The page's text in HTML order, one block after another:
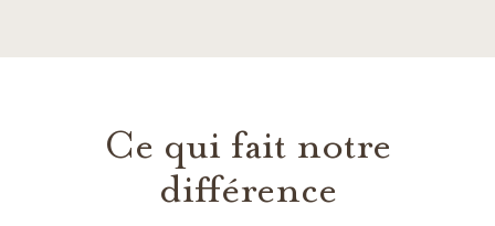
Ce qui fait notre
différence